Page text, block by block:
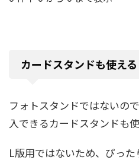
カードスタンドも使える
フォトスタンドではないの
入できるカードスタンドも使
L版用ではないため、ぴっ